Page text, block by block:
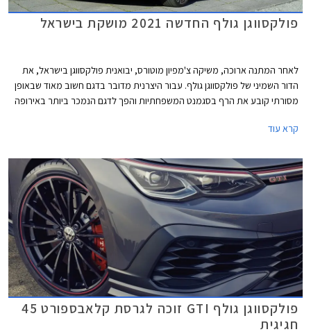
פולקסווגן גולף החדשה 2021 מושקת בישראל
לאחר המתנה ארוכה, משיקה צ'מפיון מוטורס, יבואנית פולקסווגן בישראל, את
הדור השמיני של פולקסווגן גולף. עבור היצרנית מדובר בדגם חשוב מאוד שבאופן
מסורתי קובע את הרף בסגמנט המשפחתיות והפך לדגם הנמכר ביותר באירופה
פולקסווגן שומר על אותו מתכון מוצלח אך מותאם לזמננו וכולל תא נוסעים חדשני
ומערכות בטיחות אקטיביות מתקדמות המאפשרות נהיגה חצי-אוטונומית.
קרא עוד
פולקסווגן גולף GTI זוכה לגרסת קלאבספורט 45
חגיגית